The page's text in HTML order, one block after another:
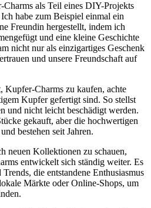
als‌ Teil eines ⁤DIY-Projekts
habe zum Beispiel⁤ einmal ein
Freundin hergestellt, indem ich⁤
​und eine kleine Geschichte
⁣nicht⁢ nur als einzigartiges Geschenk
und unsere Freundschaft ‌auf
Kupfer-Charms zu⁤ kaufen, achte
Kupfer gefertigt⁢ sind. So stellst‍
und nicht leicht beschädigt ⁤werden.
gekauft, aber die⁢ hochwertigen
bestehen seit Jahren.
neuen Kollektionen zu schauen,
entwickelt sich ständig weiter. ⁣Es
die ‌entstandene⁤ Enthusiasmus
Märkte‍ oder⁢ Online-Shops, um‌